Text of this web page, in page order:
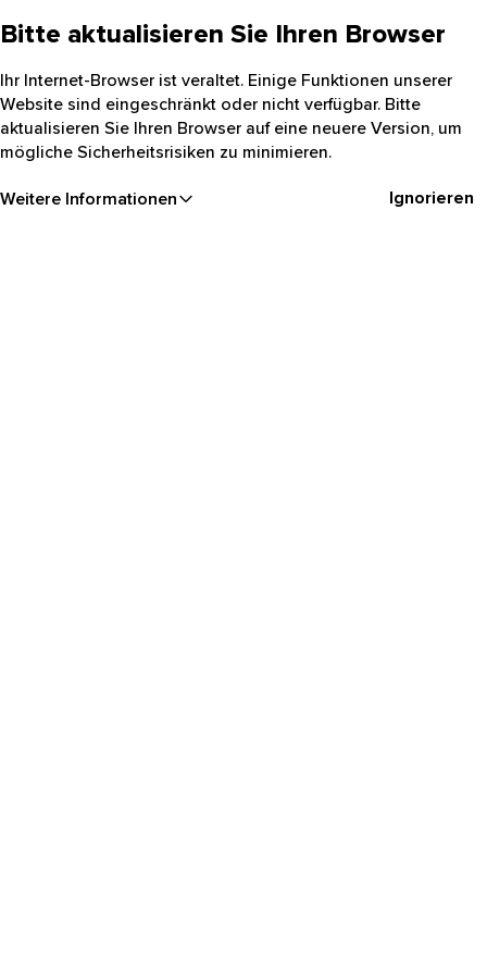
Bitte aktualisieren Sie Ihren Browser
Ihr Internet-Browser ist veraltet. Einige Funktionen unserer
Website sind eingeschränkt oder nicht verfügbar. Bitte
aktualisieren Sie Ihren Browser auf eine neuere Version, um
mögliche Sicherheitsrisiken zu minimieren.
Weitere Informationen Ignorieren